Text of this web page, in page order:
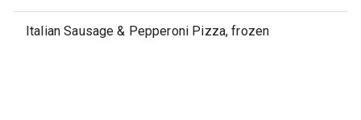
Italian Sausage & Pepperoni Pizza, frozen